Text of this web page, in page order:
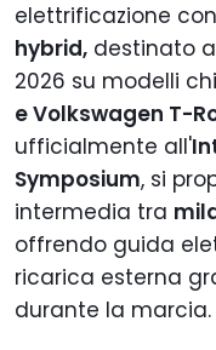
elettrificazione
hybrid, destinato
2026 su modelli
e Volkswagen T-
ufficialmente all'
Symposium, si
intermedia tra
offrendo guida
ricarica esterna
durante la marcia.